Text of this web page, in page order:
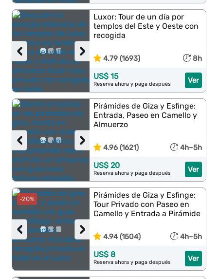
›
‹
Luxor: Tour de un día por
templos del Este y Oeste con
recogida
4.79 (1693) 8h
Ver
US$ 15
Reserva ahora y paga después
›
‹
Pirámides de Giza y Esfinge:
Entrada, Paseo en Camello y
Almuerzo
4.96 (1621) 4h–5h
Ver
US$ 20
Reserva ahora y paga después
-20%
›
‹
Pirámides de Giza y Esfinge:
Tour Privado con Paseo en
Camello y Entrada a Pirámide
4.94 (1504) 4h–5h
Ver
US$ 8
Reserva ahora y paga después